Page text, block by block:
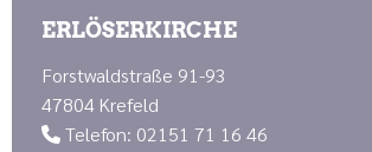
ERLÖSERKIRCHE
Forstwaldstraße 91-93
47804 Krefeld
 Telefon: 02151 71 16 46